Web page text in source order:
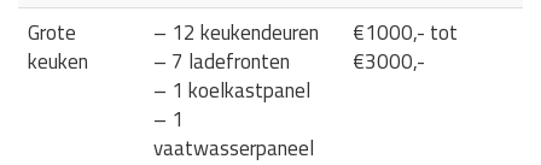
Grote
keuken
– 12 keukendeuren
– 7 ladefronten
– 1 koelkastpanel
– 1
vaatwasserpaneel
€1000,- tot
€3000,-